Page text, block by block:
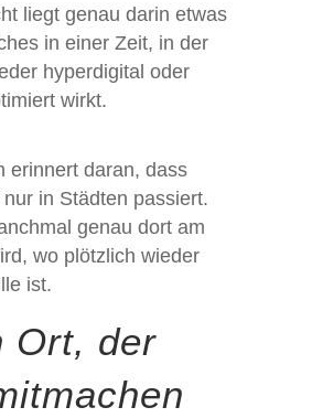
liegt genau darin etwas
in einer Zeit, in der
hyperdigital oder
wirkt.
erinnert daran, dass
in Städten passiert.
genau dort am
wo plötzlich wieder
ist.
Ort, der